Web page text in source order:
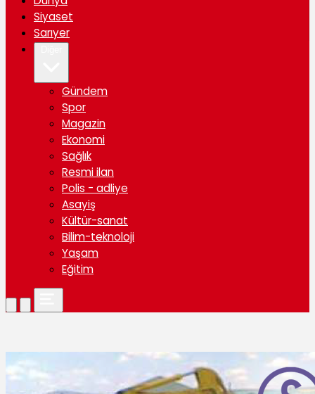
Siyaset
Sarıyer
Gündem
Spor
Magazin
Ekonomi
Sağlık
Resmi ilan
Polis - adliye
Asayiş
Kültür-sanat
Bilim-teknoloji
Yaşam
Eğitim